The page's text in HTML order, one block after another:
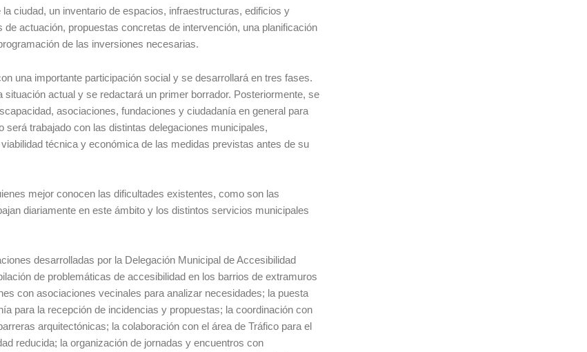
ciudad, un inventario de espacios, infraestructuras, edificios y
actuación, propuestas concretas de intervención, una planificación
de las inversiones necesarias.
una importante participación social y se desarrollará en tres fases.
actual y se redactará un primer borrador. Posteriormente, se
asociaciones, fundaciones y ciudadanía en general para
trabajado con las distintas delegaciones municipales,
técnica y económica de las medidas previstas antes de su
mejor conocen las dificultades existentes, como son las
diariamente en este ámbito y los distintos servicios municipales
desarrolladas por la Delegación Municipal de Accesibilidad
de problemáticas de accesibilidad en los barrios de extramuros
con asociaciones vecinales para analizar necesidades; la puesta
para la recepción de incidencias y propuestas; la coordinación con
arquitectónicas; la colaboración con el área de Tráfico para el
reducida; la organización de jornadas y encuentros con